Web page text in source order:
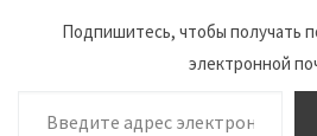
Подпишитесь, чтобы получать
электронной
Введите адрес